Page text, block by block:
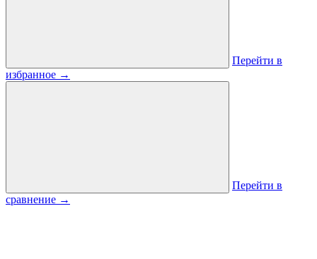
Перейти в
избранное →
Перейти в
сравнение →